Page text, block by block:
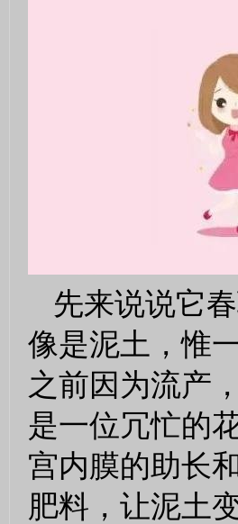
先来说说它
像是泥土，惟
之前因为流产
是一位冗忙的
宫内膜的助长
肥料，让泥土